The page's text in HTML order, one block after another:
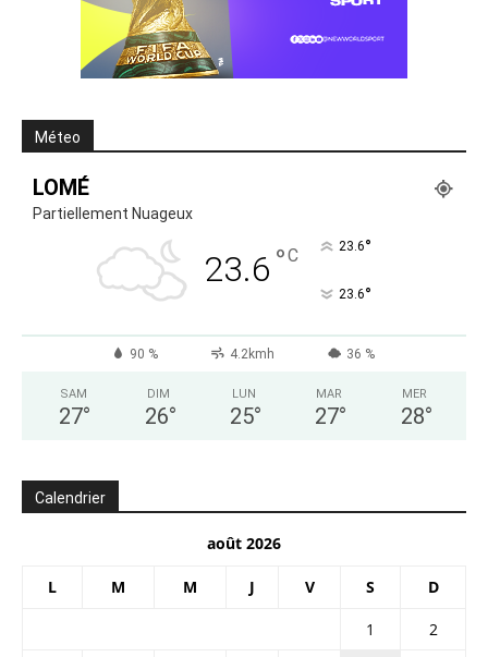
Méteo
LOMÉ
Partiellement Nuageux
23.6 °C 23.6°
23.6°
90 % 4.2kmh 36 %
SAM
27°
DIM
26°
LUN
25°
MAR
27°
MER
28°
Calendrier
août 2026
L M M J V S D
1
2